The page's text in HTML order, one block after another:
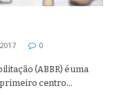
0
(ABBR) é uma
primeiro centro…